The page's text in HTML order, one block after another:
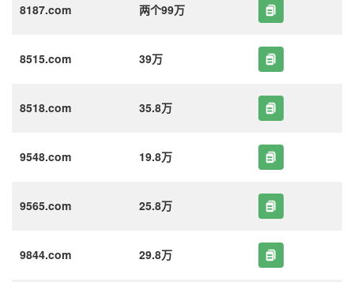
8187.com 两个99万
8515.com 39万
8518.com 35.8万
9548.com 19.8万
9565.com 25.8万
9844.com 29.8万